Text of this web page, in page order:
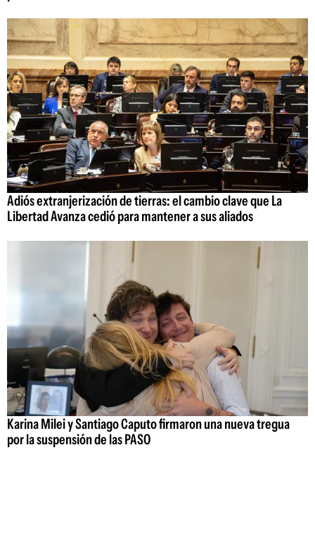
Adiós extranjerización de tierras: el cambio clave que La
Libertad Avanza cedió para mantener a sus aliados
Karina Milei y Santiago Caputo firmaron una nueva tregua
por la suspensión de las PASO